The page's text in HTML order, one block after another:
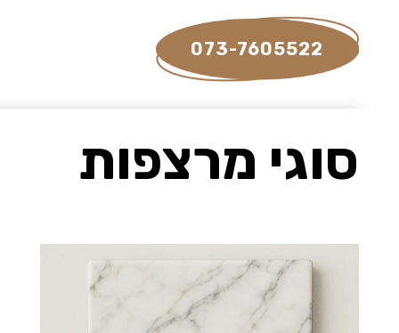
073-7605522
סוגי מרצפות